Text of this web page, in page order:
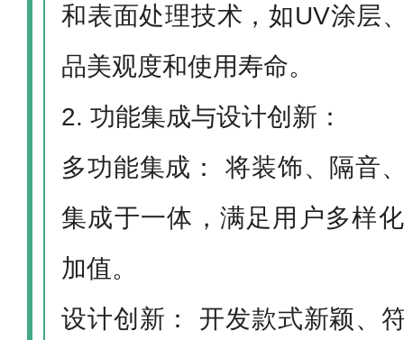
和表面处理技术，如UV涂层
品美观度和使用寿命。
2. 功能集成与设计创新：
多功能集成： 将装饰、隔音
集成于一体，满足用户多样
加值。
设计创新： 开发款式新颖、